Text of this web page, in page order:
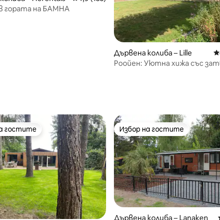
5, 235 отзива
гората на БАМНА
Дървена колиба – Lille
Роойен: Уютна хижа със
гостите
гостите Избор на гостите
Избор на гостите
Дървена колиба – Lanaken